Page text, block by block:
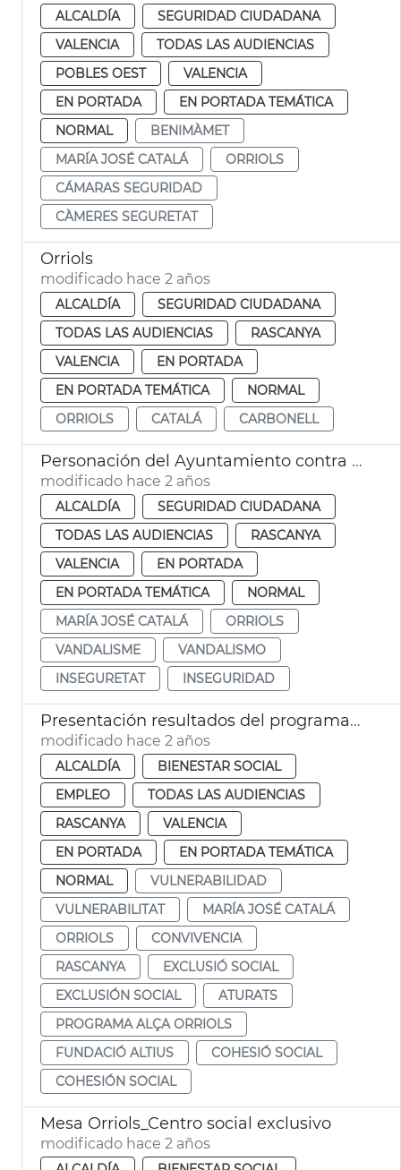
ALCALDÍA
SEGURIDAD CIUDADANA
VALENCIA
TODAS LAS AUDIENCIAS
POBLES OEST
VALENCIA
EN PORTADA
EN PORTADA TEMÁTICA
NORMAL
BENIMÀMET
MARÍA JOSÉ CATALÁ
ORRIOLS
CÁMARAS SEGURIDAD
CÀMERES SEGURETAT
Orriols
modificado hace 2 años
ALCALDÍA
SEGURIDAD CIUDADANA
TODAS LAS AUDIENCIAS
RASCANYA
VALENCIA
EN PORTADA
EN PORTADA TEMÁTICA
NORMAL
ORRIOLS
CATALÁ CARBONELL
Personación del Ayuntamiento contra el vandalismo en Orriols
modificado hace 2 años
ALCALDÍA
SEGURIDAD CIUDADANA
TODAS LAS AUDIENCIAS
RASCANYA
VALENCIA
EN PORTADA
EN PORTADA TEMÁTICA
NORMAL
MARÍA JOSÉ CATALÁ
ORRIOLS
VANDALISME
VANDALISMO
INSEGURETAT
INSEGURIDAD
Presentación resultados del programa Inter Orriols
modificado hace 2 años
ALCALDÍA
BIENESTAR SOCIAL
EMPLEO
TODAS LAS AUDIENCIAS
RASCANYA
VALENCIA
EN PORTADA
EN PORTADA TEMÁTICA
NORMAL
VULNERABILIDAD
VULNERABILITAT
MARÍA JOSÉ CATALÁ
ORRIOLS
CONVIVENCIA
RASCANYA
EXCLUSIÓ SOCIAL
EXCLUSIÓN SOCIAL
ATURATS
PROGRAMA ALÇA ORRIOLS
FUNDACIÓ ALTIUS
COHESIÓ SOCIAL
COHESIÓN SOCIAL
Mesa Orriols_Centro social exclusivo
modificado hace 2 años